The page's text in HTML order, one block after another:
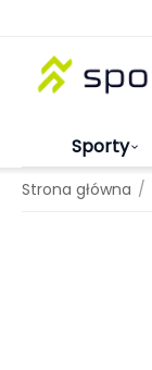
Sporty
Strona główna /